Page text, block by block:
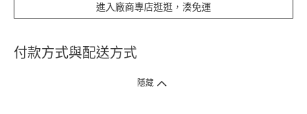
進入廠商專店逛逛，湊免運
付款方式與配送方式
隱藏